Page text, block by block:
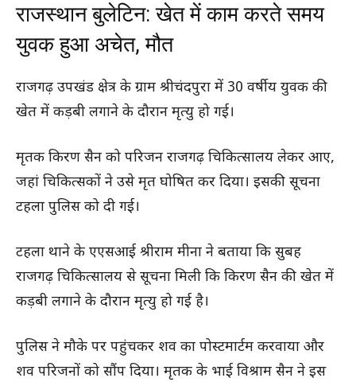
राजस्थान बुलेटिन: खेत में काम करते समय
युवक हुआ अचेत, मौत
राजगढ़ उपखंड क्षेत्र के ग्राम श्रीचंदपुरा में 30 वर्षीय युवक की
खेत में कड़बी लगाने के दौरान मृत्यु हो गई।
मृतक किरण सैन को परिजन राजगढ़ चिकित्सालय लेकर आए,
जहां चिकित्सकों ने उसे मृत घोषित कर दिया। इसकी सूचना
टहला पुलिस को दी गई।
टहला थाने के एएसआई श्रीराम मीना ने बताया कि सुबह
राजगढ़ चिकित्सालय से सूचना मिली कि किरण सैन की खेत में
कड़बी लगाने के दौरान मृत्यु हो गई है।
पुलिस ने मौके पर पहुंचकर शव का पोस्टमार्टम करवाया और
शव परिजनों को सौंप दिया। मृतक के भाई विश्राम सैन ने इस